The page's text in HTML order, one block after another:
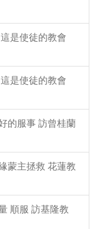
是使徒的教會
是使徒的教會
的服事 訪曾桂蘭
蒙主拯救 花蓮教
順服 訪基隆教